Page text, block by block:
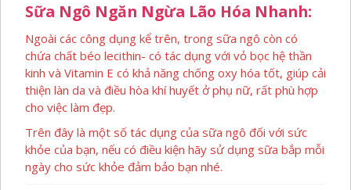
Sữa Ngô Ngăn Ngừa Lão Hóa Nhanh:
Ngoài các công dụng kể trên, trong sữa ngô còn có
chứa chất béo lecithin- có tác dụng với vỏ bọc hệ thần
kinh và Vitamin E có khả năng chống oxy hóa tốt, giúp cải
thiện làn da và điều hòa khí huyết ở phụ nữ, rất phù hợp
cho việc làm đẹp.
Trên đây là một số tác dụng của sữa ngô đối với sức
khỏe của bạn, nếu có điều kiện hãy sử dụng sữa bắp mỗi
ngày cho sức khỏe đảm bảo bạn nhé.